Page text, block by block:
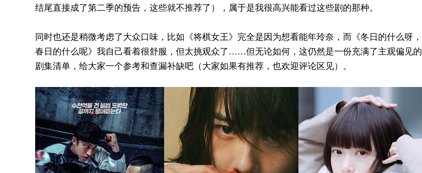
结尾直接成了第二季的预告，这些就不推荐了），属于是我很高兴能看过这些剧的那种。
同时也还是稍微考虑了大众口味，比如《将棋女王》完全是因为想看能年玲奈，而《冬日的什么呀，
春日的什么呢》我自己看着很舒服，但太挑观众了……但无论如何，这仍然是一份充满了主观偏见的
剧集清单，给大家一个参考和查漏补缺吧（大家如果有推荐，也欢迎评论区见）。